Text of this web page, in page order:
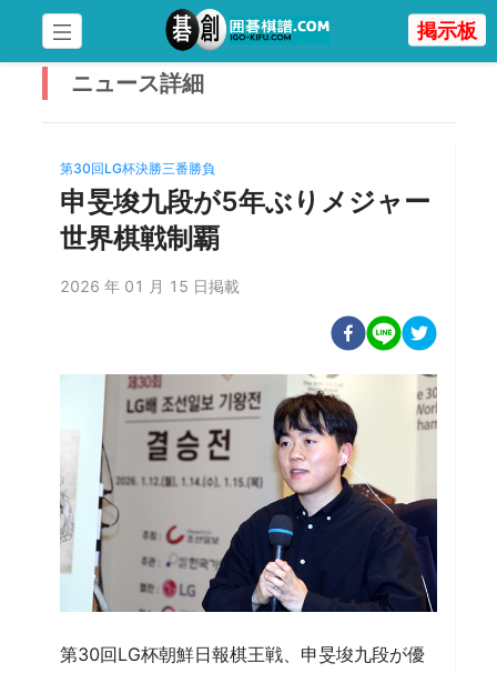
掲示板
ニュース詳細
第30回LG杯決勝三番勝負
申旻埈九段が5年ぶりメジャー
世界棋戦制覇
2026 年 01 月 15 日掲載
第30回LG杯朝鮮日報棋王戦、申旻埈九段が優